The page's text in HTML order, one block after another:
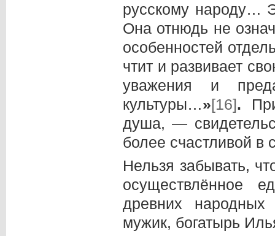
русскому народу…
Она отнюдь не
особенностей
чтит и развивает
уважения и
культуры…»[16].
душа, —
более счастливой в
Нельзя забывать,
осуществлённое
древних
мужик, богатырь